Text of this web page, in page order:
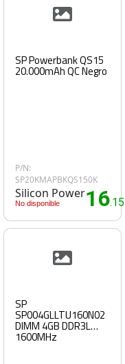
SP Powerbank QS15
20.000mAh QC Negro
P/N:
SP20KMAPBKQS150K
Silicon Power
No disponible 16.15€
SP
SP004GLLTU160N02
DIMM 4GB DDR3L
1600MHz